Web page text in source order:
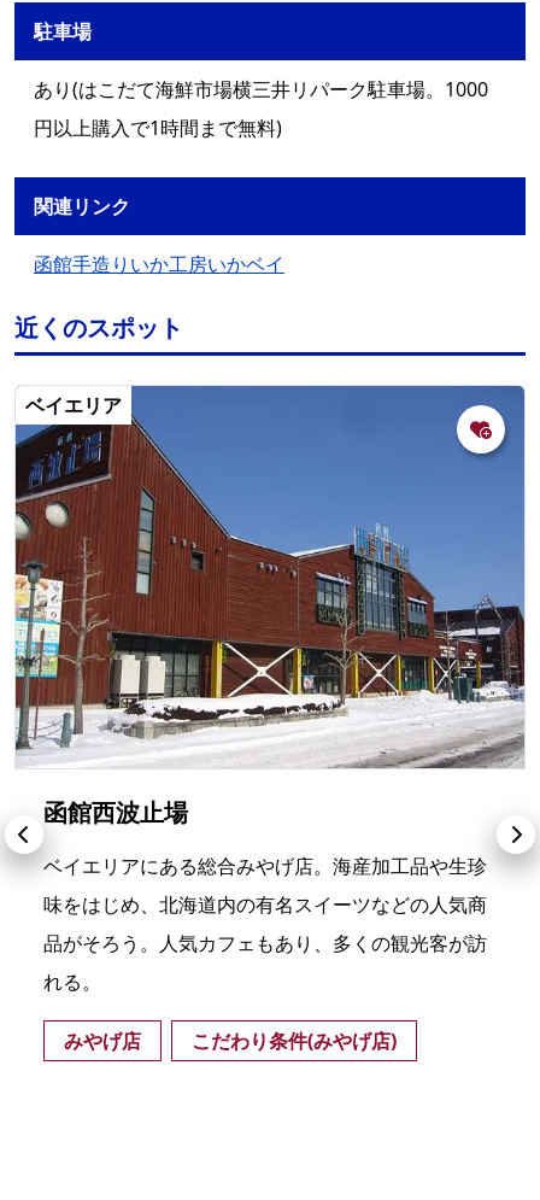
駐車場
あり(はこだて海鮮市場横三井リパーク駐車場。1000
円以上購入で1時間まで無料)
関連リンク
函館手造りいか工房いかベイ
近くのスポット
ベイエリア
函館西波止場
ベイエリアにある総合みやげ店。海産加工品や生珍
味をはじめ、北海道内の有名スイーツなどの人気商
品がそろう。人気カフェもあり、多くの観光客が訪
れる。
みやげ店 こだわり条件(みやげ店)